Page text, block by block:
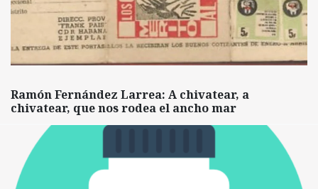
Ramón Fernández Larrea: A chivatear, a
chivatear, que nos rodea el ancho mar